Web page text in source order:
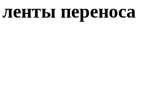
переноса